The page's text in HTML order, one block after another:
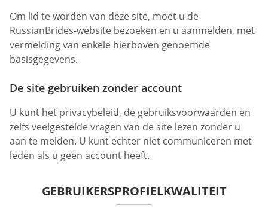
Om lid te worden van deze site, moet u de
RussianBrides-website bezoeken en u aanmelden, met
vermelding van enkele hierboven genoemde
basisgegevens.
De site gebruiken zonder account
U kunt het privacybeleid, de gebruiksvoorwaarden en
zelfs veelgestelde vragen van de site lezen zonder u
aan te melden. U kunt echter niet communiceren met
leden als u geen account heeft.
GEBRUIKERSPROFIELKWALITEIT